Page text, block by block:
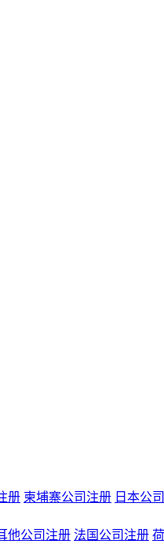
册 柬埔寨公司注册 日本公
他公司注册 法国公司注册